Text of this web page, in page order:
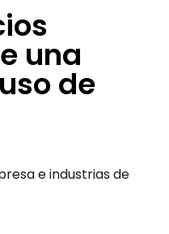
una
de
e industrias de